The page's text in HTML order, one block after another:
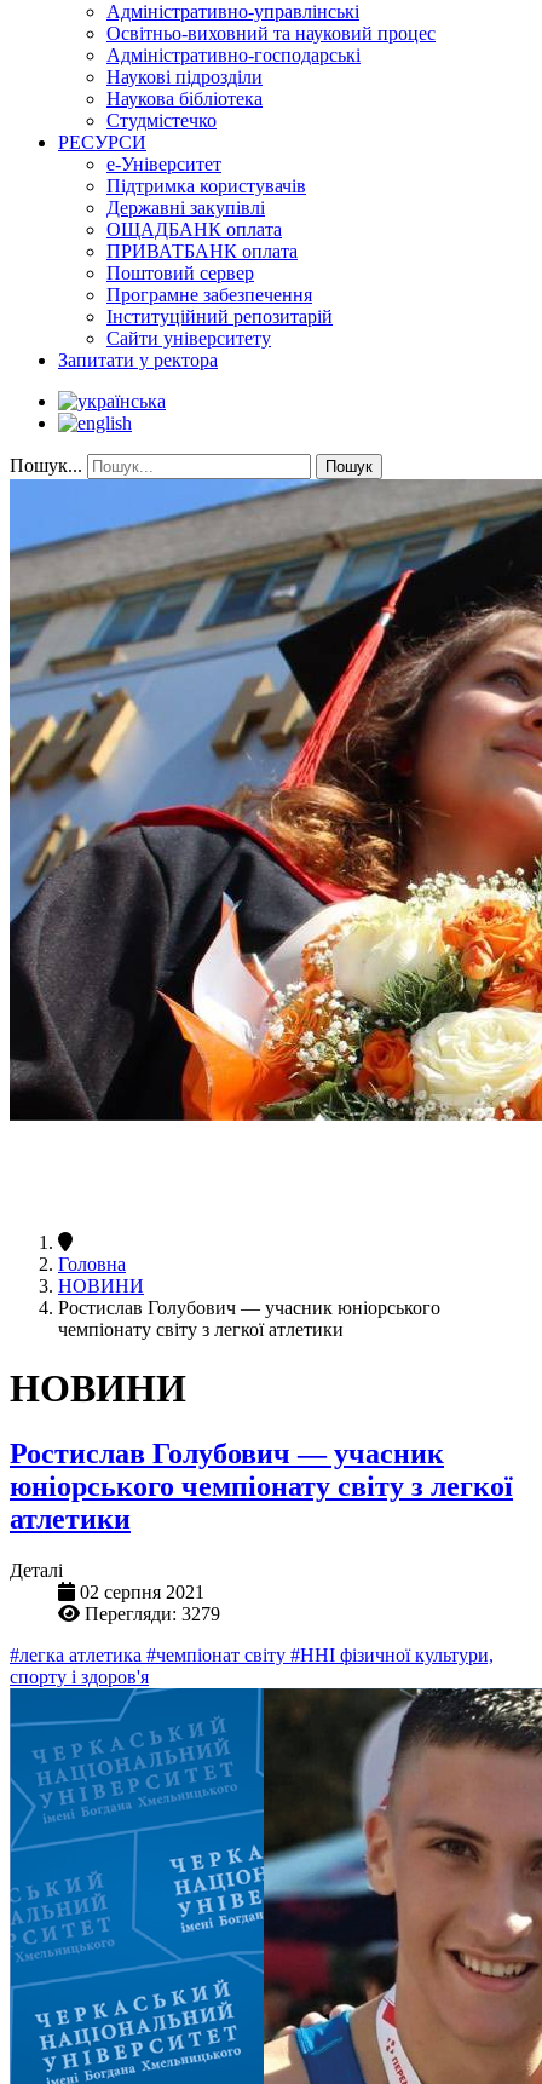
Адміністративно-управлінські
Освітньо-виховний та науковий процес
Адміністративно-господарські
Наукові підрозділи
Наукова бібліотека
Студмістечко
РЕСУРСИ
е-Університет
Підтримка користувачів
Державні закупівлі
ОЩАДБАНК оплата
ПРИВАТБАНК оплата
Поштовий сервер
Програмне забезпечення
Інституційний репозитарій
Сайти університету
Запитати у ректора
Пошук... Пошук
Головна
НОВИНИ
Ростислав Голубович — учасник юніорського
чемпіонату світу з легкої атлетики
НОВИНИ
Ростислав Голубович — учасник
юніорського чемпіонату світу з легкої
атлетики
Деталі
02 серпня 2021
Перегляди: 3279
#легка атлетика #чемпіонат світу #ННІ фізичної культури,
спорту і здоров'я